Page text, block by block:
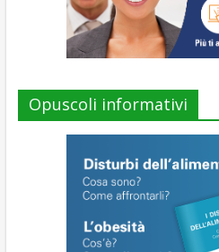
Opuscoli informativi